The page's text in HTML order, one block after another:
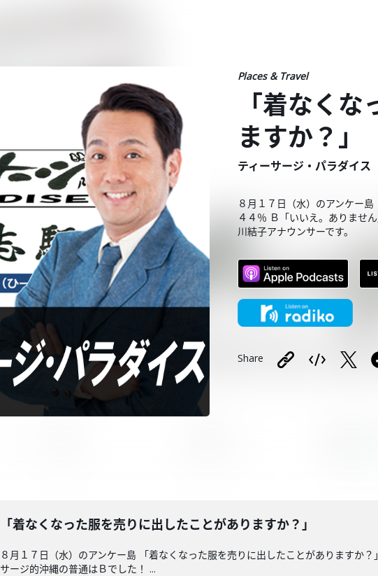
Places & Travel
「着なく
ますか？」
ティーサージ・パラダイス
８月１７日（水）のアンケー
４４％ Ｂ「いいえ。ありませ
川結子アナウンサーです。
Share
「着なくなった服を売りに出したことがありますか？」
８月１７日（水）のアンケー島 「着なくなった服を売りに出したことがあります
サージ的沖縄の普通はＢでした！ ...